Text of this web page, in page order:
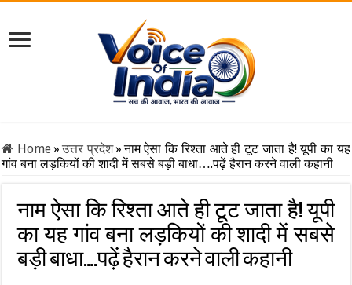
Home» उत्तर प्रदेश»नाम ऐसा कि रिश्ता आते ही टूट जाता है! यूपी का यह
गांव बना लड़कियों की शादी में सबसे बड़ी बाधा….पढ़ें हैरान करने वाली कहानी
नाम ऐसा कि रिश्ता आते ही टूट जाता है! यूपी
का यह गांव बना लड़कियों की शादी में सबसे
बड़ी बाधा….पढ़ें हैरान करने वाली कहानी